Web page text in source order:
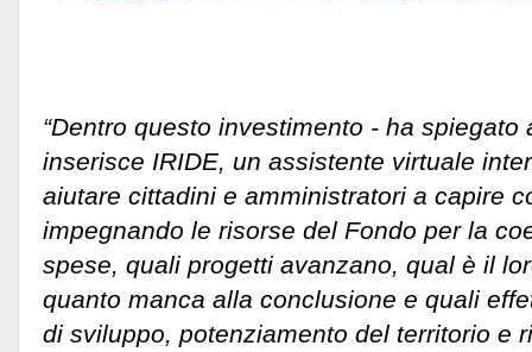
“Dentro questo investimento - ha
inserisce IRIDE, un assistente virtuale
aiutare cittadini e amministratori a capire
impegnando le risorse del Fondo per la
spese, quali progetti avanzano, qual è il
quanto manca alla conclusione e quali
di sviluppo, potenziamento del territorio e